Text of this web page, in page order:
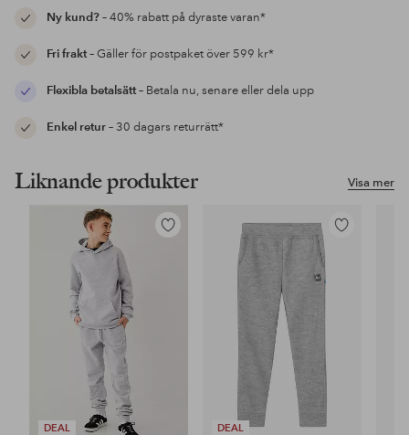
Ny kund?– 40% rabatt på dyraste varan*
Fri frakt– Gäller för postpaket över 599 kr*
Flexibla betalsätt– Betala nu, senare eller dela upp
Enkel retur– 30 dagars returrätt*
Visa mer
Liknande produkter
DEAL
Lägg
DEAL
Lägg